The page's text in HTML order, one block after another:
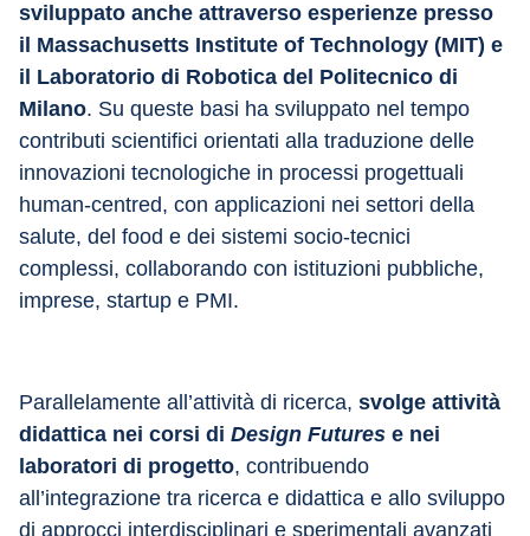
sviluppato anche attraverso esperienze presso
il Massachusetts Institute of Technology (MIT) e
il Laboratorio di Robotica del Politecnico di
Milano. Su queste basi ha sviluppato nel tempo
contributi scientifici orientati alla traduzione delle
innovazioni tecnologiche in processi progettuali
human-centred, con applicazioni nei settori della
salute, del food e dei sistemi socio-tecnici
complessi, collaborando con istituzioni pubbliche,
imprese, startup e PMI.
Parallelamente all’attività di ricerca, svolge attività
didattica nei corsi di Design Futures e nei
laboratori di progetto, contribuendo
all’integrazione tra ricerca e didattica e allo sviluppo
di approcci interdisciplinari e sperimentali avanzati